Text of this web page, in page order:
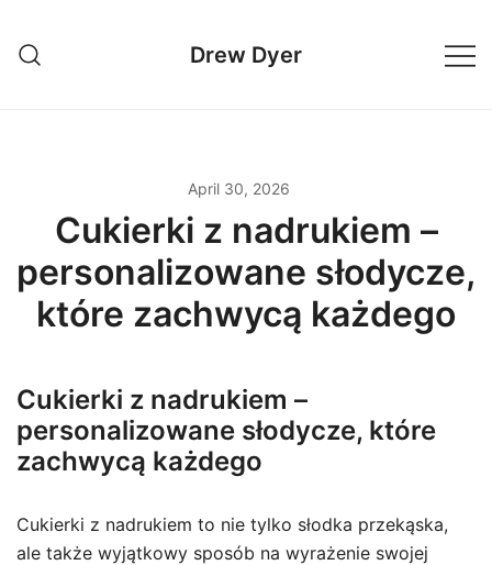
content
Drew Dyer
April 30, 2026
Cukierki z nadrukiem –
personalizowane słodycze,
które zachwycą każdego
Cukierki z nadrukiem –
personalizowane słodycze, które
zachwycą każdego
Cukierki z nadrukiem to nie tylko słodka przekąska,
ale także wyjątkowy sposób na wyrażenie swojej